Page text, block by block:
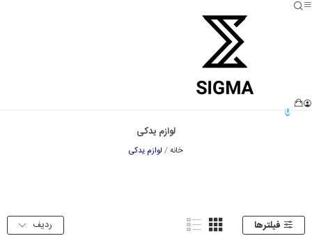
0
لوازم یدکی
خانه لوازم یدکی
فیلترها ردیف